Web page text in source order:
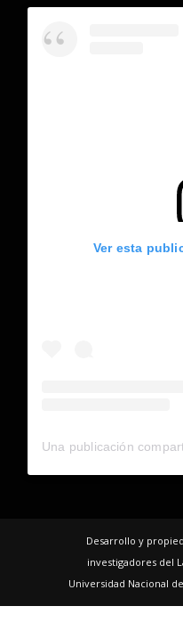
Ver esta
Desarrollo y
investigadores del
Universidad Nacional